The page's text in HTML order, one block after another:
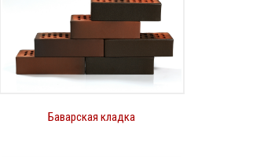
Баварская кладка